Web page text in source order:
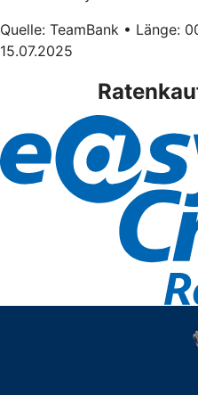
Quelle: TeamBank • Länge:
15.07.2025